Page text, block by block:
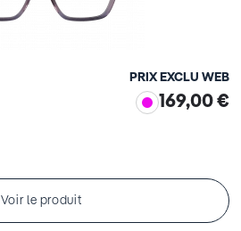
PRIX EXCLU WEB
169,00 €
Voir le produit